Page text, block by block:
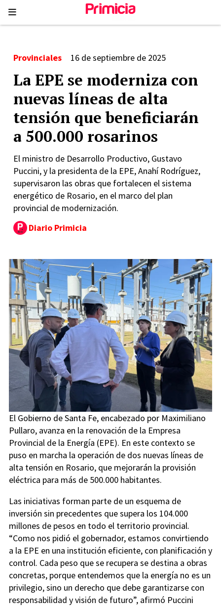
La EPE se moderniza con
nuevas líneas de alta
tensión que beneficiarán
a 500.000 rosarinos
El ministro de Desarrollo Productivo, Gustavo
Puccini, y la presidenta de la EPE, Anahí Rodríguez,
supervisaron las obras que fortalecen el sistema
energético de Rosario, en el marco del plan
provincial de modernización.
Provinciales 16 de septiembre de 2025
Diario Primicia
El Gobierno de Santa Fe, encabezado por Maximiliano
Pullaro, avanza en la renovación de la Empresa
Provincial de la Energía (EPE). En este contexto se
puso en marcha la operación de dos nuevas líneas de
alta tensión en Rosario, que mejorarán la provisión
eléctrica para más de 500.000 habitantes.
Las iniciativas forman parte de un esquema de
inversión sin precedentes que supera los 104.000
millones de pesos en todo el territorio provincial.
“Como nos pidió el gobernador, estamos convirtiendo
a la EPE en una institución eficiente, con planificación y
control. Cada peso que se recupera se destina a obras
concretas, porque entendemos que la energía no es un
privilegio, sino un derecho que debe garantizarse con
responsabilidad y visión de futuro”, afirmó Puccini